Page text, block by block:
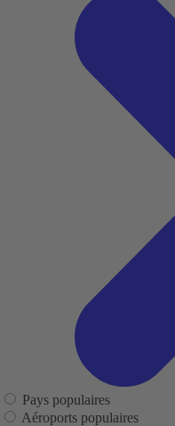
Pays populaires
Aéroports populaires